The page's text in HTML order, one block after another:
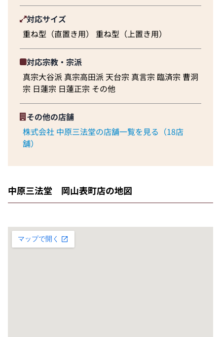
対応サイズ
重ね型（直置き用） 重ね型（上置き用）
対応宗教・宗派
真宗大谷派 真宗高田派 天台宗 真言宗 臨済宗 曹洞
宗 日蓮宗 日蓮正宗 その他
その他の店舗
株式会社 中原三法堂の店舗一覧を見る（18店
舗）
中原三法堂 岡山表町店の地図